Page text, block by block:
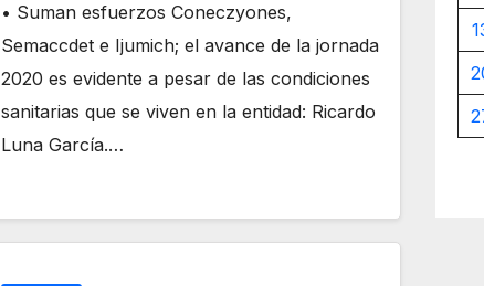
• Suman esfuerzos Coneczyones,
Semaccdet e Ijumich; el avance de la jornada
2020 es evidente a pesar de las condiciones
sanitarias que se viven en la entidad: Ricardo
Luna García.…